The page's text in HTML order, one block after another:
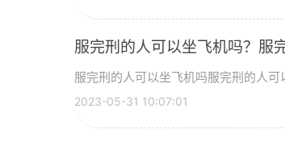
服完刑的人可以坐飞机吗？服
服完刑的人可以坐飞机吗服完刑的人
2023-05-31 10:07:01